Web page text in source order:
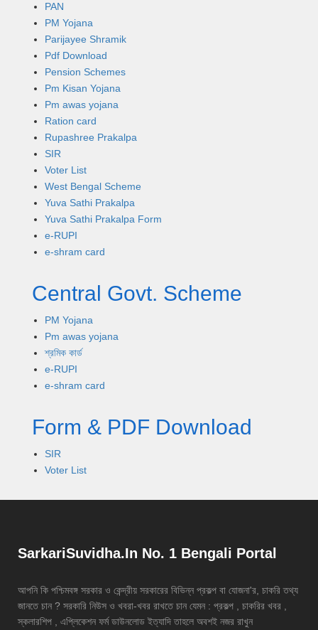
PAN
PM Yojana
Parijayee Shramik
Pdf Download
Pension Schemes
Pm Kisan Yojana
Pm awas yojana
Ration card
Rupashree Prakalpa
SIR
Voter List
West Bengal Scheme
Yuva Sathi Prakalpa
Yuva Sathi Prakalpa Form
e-RUPI
e-shram card
Central Govt. Scheme
PM Yojana
Pm awas yojana
শ্রমিক কার্ড
e-RUPI
e-shram card
Form & PDF Download
SIR
Voter List
SarkariSuvidha.In No. 1 Bengali Portal
আপনি কি পশ্চিমবঙ্গ সরকার ও কেন্দ্রীয় সরকারের বিভিন্ন প্রকল্প বা যোজনা'র, চাকরি তথ্য
জানতে চান ? সরকারি নিউস ও খবরা-খবর রাখতে চান যেমন : প্রকল্প , চাকরির খবর ,
স্কলারশিপ , এপ্লিকেশন ফর্ম ডাউনলোড ইত্যাদি তাহলে অবশই নজর রাখুন